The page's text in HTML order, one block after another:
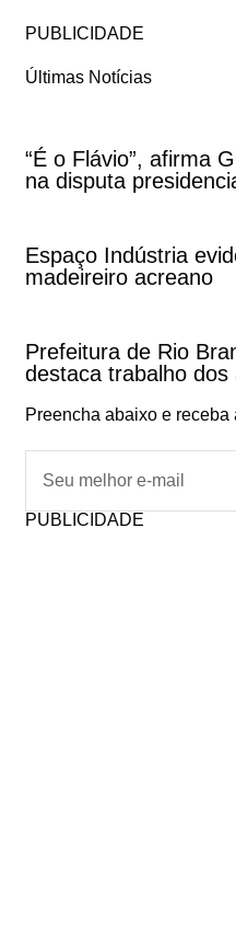
PUBLICIDADE
Últimas Notícias
“É o Flávio”, afirma
na disputa
Espaço Indústria
madeireiro acreano
Prefeitura de Rio
destaca trabalho
Preencha abaixo e receba
PUBLICIDADE